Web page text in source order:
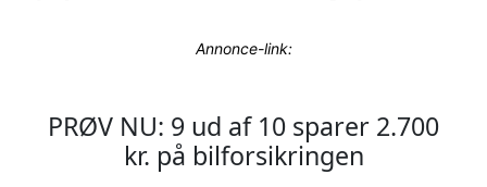
Annonce-link: